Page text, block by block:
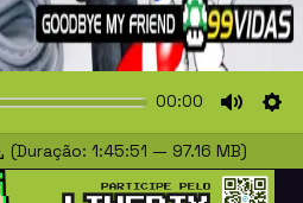
00:00
Mute
(Duração: 1:45:51 — 97.16 MB)